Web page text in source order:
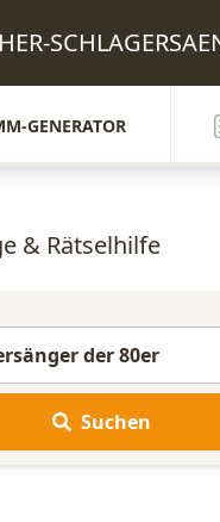
GENERATOR
& Rätselhilfe
Suchen